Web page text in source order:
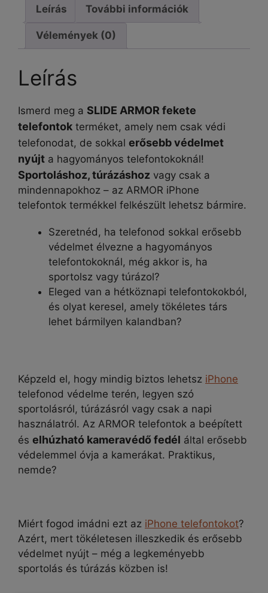
mennyiség
Leírás További információk
Vélemények (0)
Leírás
Ismerd meg a SLIDE ARMOR fekete
telefontok terméket, amely nem csak védi
telefonodat, de sokkal erősebb védelmet
nyújt a hagyományos telefontokoknál!
Sportoláshoz, túrázáshoz vagy csak a
mindennapokhoz – az ARMOR iPhone
telefontok termékkel felkészült lehetsz bármire.
Szeretnéd, ha telefonod sokkal erősebb
védelmet élvezne a hagyományos
telefontokoknál, még akkor is, ha
sportolsz vagy túrázol?
Eleged van a hétköznapi telefontokokból,
és olyat keresel, amely tökéletes társ
lehet bármilyen kalandban?
Képzeld el, hogy mindig biztos lehetsz iPhone
telefonod védelme terén, legyen szó
sportolásról, túrázásról vagy csak a napi
használatról. Az ARMOR telefontok a beépített
és elhúzható kameravédő fedél által erősebb
védelemmel óvja a kamerákat. Praktikus,
nemde?
Miért fogod imádni ezt az iPhone telefontokot?
Azért, mert tökéletesen illeszkedik és erősebb
védelmet nyújt – még a legkeményebb
sportolás és túrázás közben is!